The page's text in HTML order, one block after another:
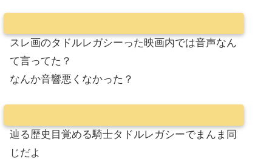
スレ画のタドルレガシーった映画内では音声なん
て言ってた？
なんか音響悪くなかった？
辿る歴史目覚める騎士タドルレガシーでまんま同
じだよ